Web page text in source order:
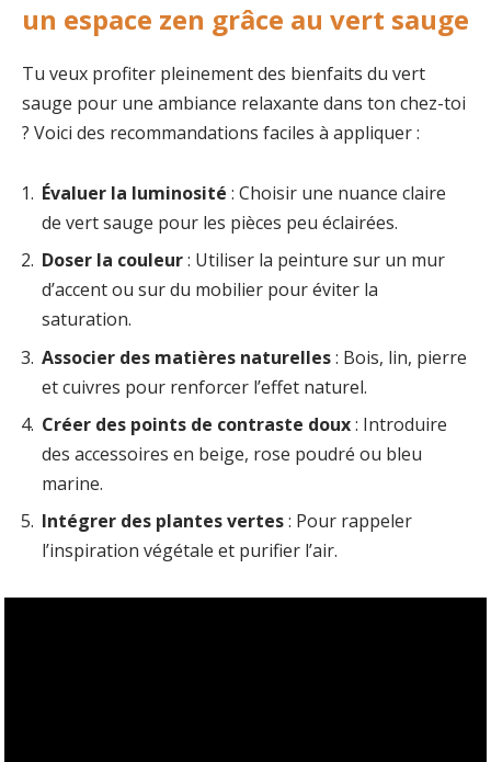
un espace zen grâce au vert sauge
Tu veux profiter pleinement des bienfaits du vert
sauge pour une ambiance relaxante dans ton chez-toi
? Voici des recommandations faciles à appliquer :
Évaluer la luminosité : Choisir une nuance claire
de vert sauge pour les pièces peu éclairées.
Doser la couleur: Utiliser la peinture sur un mur
d’accent ou sur du mobilier pour éviter la
saturation.
Associer des matières naturelles: Bois, lin, pierre
et cuivres pour renforcer l’effet naturel.
Créer des points de contraste doux: Introduire
des accessoires en beige, rose poudré ou bleu
marine.
Intégrer des plantes vertes: Pour rappeler
l’inspiration végétale et purifier l’air.